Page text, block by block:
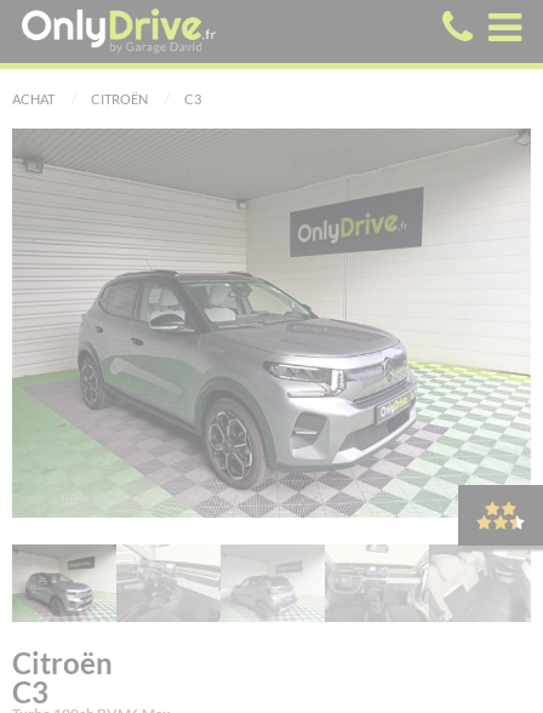
ACHAT CITROËN C3
Citroën
C3